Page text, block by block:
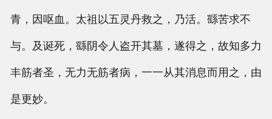
人物画
青，因呕血。太祖以五灵丹救之，乃活。繇苦求不
与。及诞死，繇阴令人盗开其墓，遂得之，故知多力
丰筋者圣，无力无筋者病，一一从其消息而用之，由
是更妙。